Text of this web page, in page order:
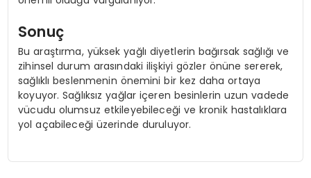
Sonuç
Bu araştırma, yüksek yağlı diyetlerin bağırsak sağlığı ve
zihinsel durum arasındaki ilişkiyi gözler önüne sererek,
sağlıklı beslenmenin önemini bir kez daha ortaya
koyuyor. Sağlıksız yağlar içeren besinlerin uzun vadede
vücudu olumsuz etkileyebileceği ve kronik hastalıklara
yol açabileceği üzerinde duruluyor.